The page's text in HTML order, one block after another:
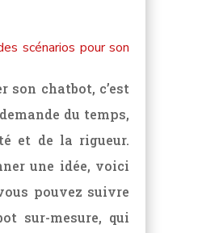
scénarios pour son
son chatbot, c’est
du temps,
et de la rigueur.
une idée, voici
pouvez suivre
sur-mesure, qui